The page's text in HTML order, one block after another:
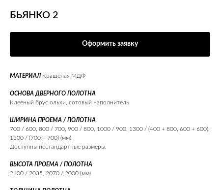
БЬЯНКО 2
Оформить заявку
МАТЕРИАЛ Крашеная МДФ
ОСНОВА ДВЕРНОГО ПОЛОТНА
Клееный брус ольхи, сотовый наполнитель
ШИРИНА ПРОЕМА / ПОЛОТНА
700 / 600, 800 / 700, 900 / 800, 1000 / 900, 1300 / (400 + 800, 600 + 600),
1500 / (700 + 700) (мм).
Доступны нестандартные размеры.
ВЫСОТА ПРОЕМА / ПОЛОТНА
2100 / 2035, 2070 / 2000 (мм)